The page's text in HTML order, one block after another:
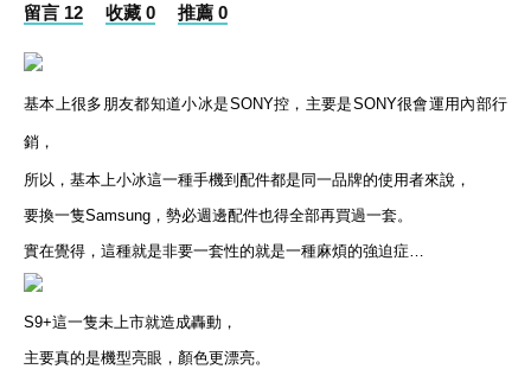
留言 12 收藏 0 推薦 0
基本上很多朋友都知道小冰是SONY控，主要是SONY很會運用內部行
銷，
所以，基本上小冰這一種手機到配件都是同一品牌的使用者來說，
要換一隻Samsung，勢必週邊配件也得全部再買過一套。
實在覺得，這種就是非要一套性的就是一種麻煩的強迫症…
S9+這一隻未上市就造成轟動，
主要真的是機型亮眼，顏色更漂亮。